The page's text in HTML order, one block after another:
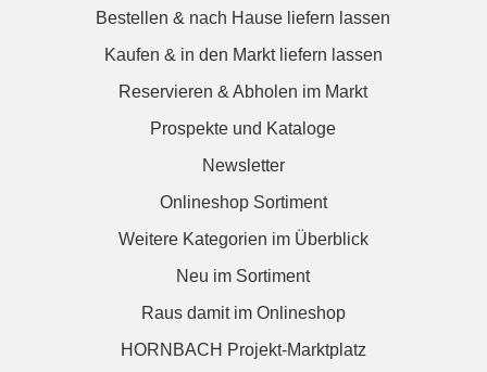
Bestellen & nach Hause liefern lassen
Kaufen & in den Markt liefern lassen
Reservieren & Abholen im Markt
Prospekte und Kataloge
Newsletter
Onlineshop Sortiment
Weitere Kategorien im Überblick
Neu im Sortiment
Raus damit im Onlineshop
HORNBACH Projekt-Marktplatz